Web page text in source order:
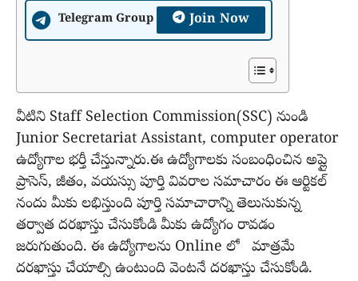
Telegram Group Join Now
వీటిని Staff Selection Commission(SSC) నుండి
Junior Secretariat Assistant, computer operator
ఉద్యోగాల భర్తీ చేస్తున్నారు.ఈ ఉద్యోగాలకు సంబంధించిన అప్లై
ప్రాసెస్, జీతం, వయస్సు పూర్తి వివరాల సమాచారం ఈ ఆర్టికల్
నందు మీకు లభిస్తుంది పూర్తి సమాచారాన్ని తెలుసుకున్న
తర్వాత దరఖాస్తు చేసుకోండి మీకు ఉద్యోగం రావడం
జరుగుతుంది. ఈ ఉద్యోగాలను Online లో మాత్రమే
దరఖాస్తు చేయాల్సి ఉంటుంది వెంటనే దరఖాస్తు చేసుకోండి.